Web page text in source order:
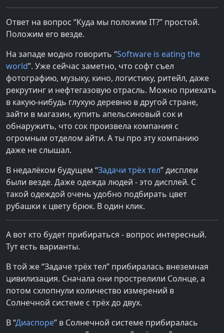
Ответ на вопрос “Куда мы положим IT?” простой.
Положим его везде.
На западе модно говорить “Software is eating the
world”. Уже сейчас заметно, что софт съел
фотографию, музыку, кино, логистику, ритейл, даже
рекрутинг и нефтегазовую отрасль. Можно приехать
в какую-нибудь глухую деревню в другой стране,
зайти в магазин, купить апельсиновый сок и
обнаружить, что сок произвела компания с
огромным отделом айти. А ты про эту компанию
даже не слышал.
В недалёком будущем “Задачи трёх тел” дисплеи
были везде. Даже одежда людей - это дисплей. С
такой одеждой очень удобно подбирать цвет
рубашки к цвету брюк. В один клик.
А вот кто будет прибираться - вопрос интересный.
Тут есть варианты.
В той же “Задаче трёх тел” прибиралась внеземная
цивилизация. Сначала они прострелили Солнце, а
потом схлопнули количество измерений в
Солнечной системе с трёх до двух.
В “Диаспоре” в Солнечной системе прибиралась